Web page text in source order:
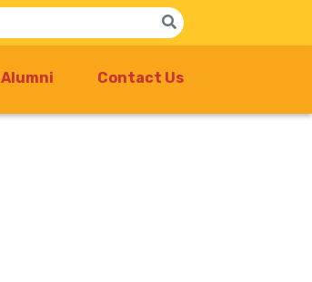
Alumni Contact Us